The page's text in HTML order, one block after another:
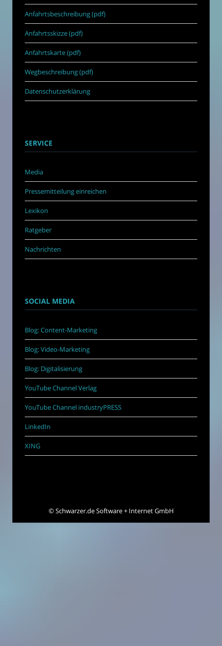
Anfahrtsbeschreibung (pdf)
Anfahrtsskizze (pdf)
Anfahrtskarte (pdf)
Wegbeschreibung (pdf)
Datenschutzerklärung
SERVICE
Media
Pressemitteilung einreichen
Lexikon
Ratgeber
Nachrichten
SOCIAL MEDIA
Blog: Content-Marketing
Blog: Video-Marketing
Blog: Digitalisierung
YouTube Channel Verlag
YouTube Channel industryPRESS
LinkedIn
XING
©Schwarzer.de Software + Internet GmbH